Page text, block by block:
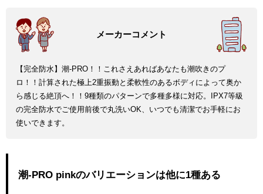
【完全防水】潮-PRO！！これさえあればあなたも潮吹きのプ
ロ！！計算された極上2重振動と柔軟性のあるボディによって奥か
ら感じる絶頂へ！！9種類のパターンで多種多様に対応。IPX7等級
の完全防水でご使用前後で丸洗いOK、いつでも清潔でお手軽にお
使いできます。
潮-PRO pinkのバリエーションは他に1種ある